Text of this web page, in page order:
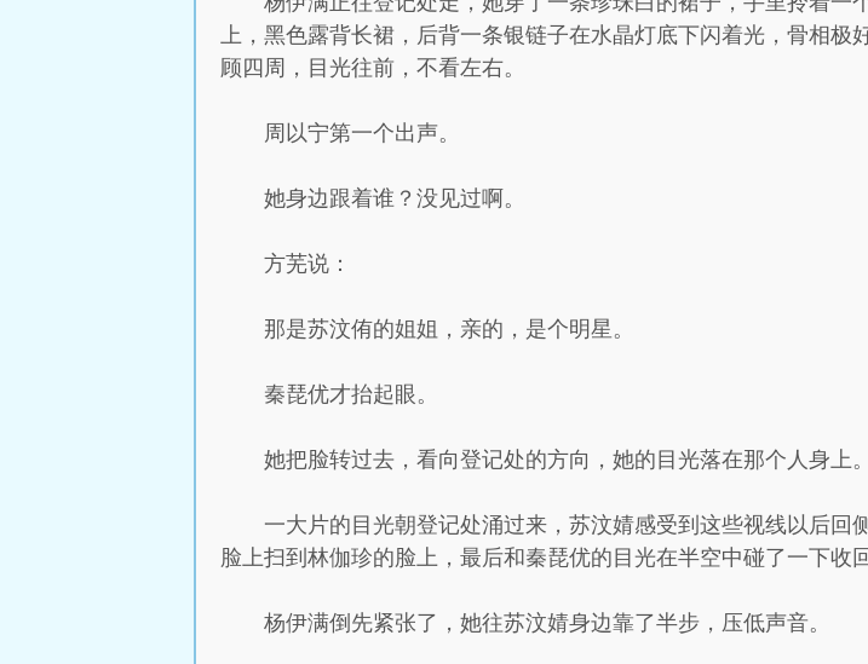
上，黑色露背长裙，后背一条银链子在水晶灯底下闪着光，骨相
顾四周，目光往前，不看左右。
周以宁第一个出声。
她身边跟着谁？没见过啊。
方芜说：
那是苏汶侑的姐姐，亲的，是个明星。
秦琵优才抬起眼。
她把脸转过去，看向登记处的方向，她的目光落在那个人身上。
一大片的目光朝登记处涌过来，苏汶婧感受到这些视线以后
脸上扫到林伽珍的脸上，最后和秦琵优的目光在半空中碰了一下收回
杨伊满倒先紧张了，她往苏汶婧身边靠了半步，压低声音。